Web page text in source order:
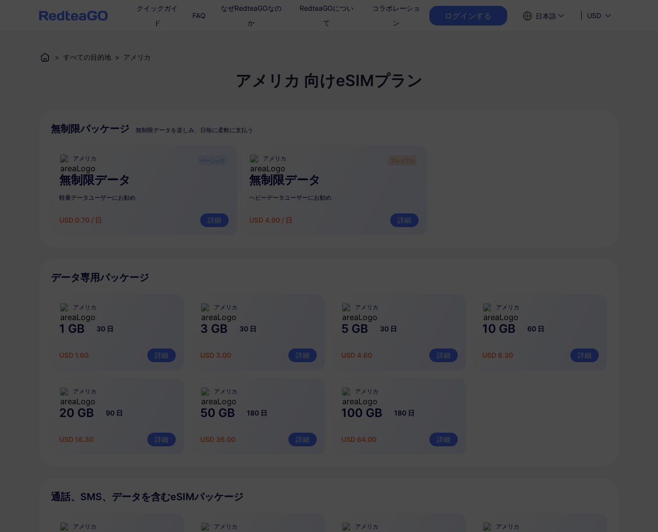
クイックガイ
ド
FAQ
なぜRedteaGOなの
か
RedteaGOについ
て
コラボレーショ
ン
ログインする 日本語 USD
> すべての目的地 > アメリカ
アメリカ 向けeSIMプラン
無制限パッケージ 無制限データを楽しみ、日毎に柔軟に支払う
アメリカ
無制限データ
軽量データユーザーにお勧め
USD 0.70 / 日 詳細
ベーシック アメリカ
無制限データ
ヘビーデータユーザーにお勧め
USD 4.90 / 日 詳細
プレミアム
データ専用パッケージ
アメリカ
1 GB 30 日
USD 1.60 詳細
アメリカ
3 GB 30 日
USD 3.00 詳細
アメリカ
5 GB 30 日
USD 4.60 詳細
アメリカ
10 GB 60 日
USD 8.30 詳細
アメリカ
20 GB 90 日
USD 16.30 詳細
アメリカ
50 GB 180 日
USD 36.00 詳細
アメリカ
100 GB 180 日
USD 64.00 詳細
通話、SMS、データを含むeSIMパッケージ
アメリカ アメリカ アメリカ アメリカ